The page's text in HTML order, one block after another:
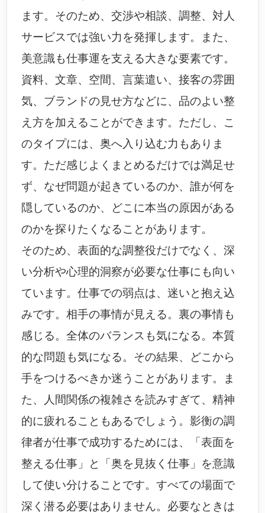
ます。そのため、交渉や相談、調整、対人
サービスでは強い力を発揮します。また、
美意識も仕事運を支える大きな要素です。
資料、文章、空間、言葉遣い、接客の雰囲
気、ブランドの見せ方などに、品のよい整
え方を加えることができます。ただし、こ
のタイプには、奥へ入り込む力もありま
す。ただ感じよくまとめるだけでは満足せ
ず、なぜ問題が起きているのか、誰が何を
隠しているのか、どこに本当の原因がある
のかを探りたくなることがあります。
そのため、表面的な調整役だけでなく、深
い分析や心理的洞察が必要な仕事にも向い
ています。仕事での弱点は、迷いと抱え込
みです。相手の事情が見える。裏の事情も
感じる。全体のバランスも気になる。本質
的な問題も気になる。その結果、どこから
手をつけるべきか迷うことがあります。ま
た、人間関係の複雑さを読みすぎて、精神
的に疲れることもあるでしょう。影衡の調
律者が仕事で成功するためには、「表面を
整える仕事」と「奥を見抜く仕事」を意識
して使い分けることです。すべての場面で
深く潜る必要はありません。必要なときは